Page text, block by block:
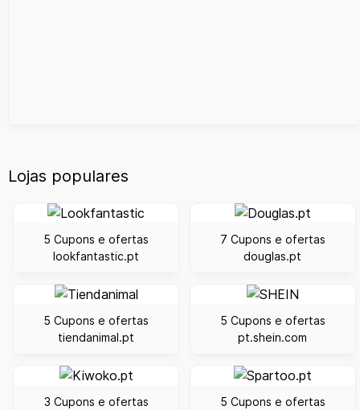
Lojas populares
5 Cupons e ofertas
lookfantastic.pt
7 Cupons e ofertas
douglas.pt
5 Cupons e ofertas
tiendanimal.pt
5 Cupons e ofertas
pt.shein.com
3 Cupons e ofertas
5 Cupons e ofertas